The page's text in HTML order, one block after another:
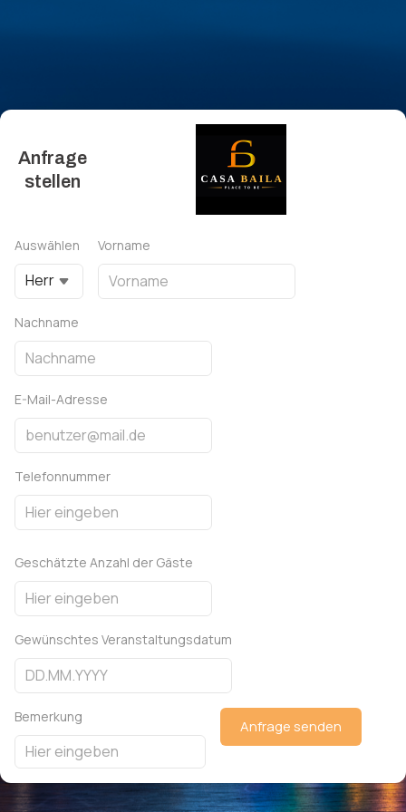
Anfrage
stellen
Auswählen
Herr
Vorname
Nachname
E-Mail-Adresse
Telefonnummer
Geschätzte Anzahl der Gäste
Gewünschtes Veranstaltungsdatum
Bemerkung
Anfrage senden